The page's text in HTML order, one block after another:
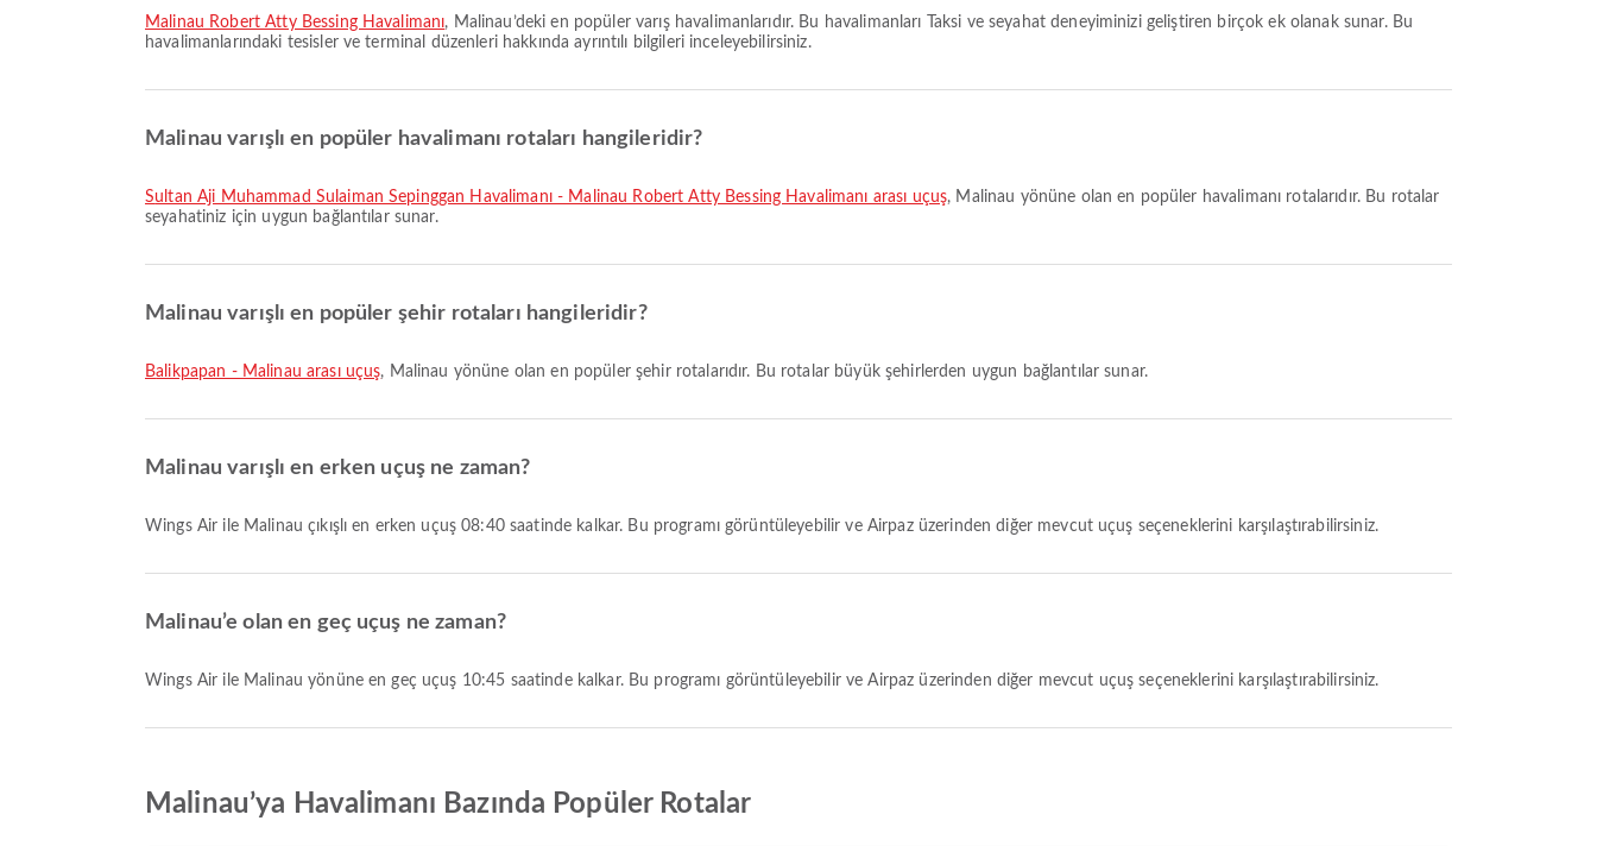
Malinau Robert Atty Bessing Havalimanı, Malinau’deki en popüler varış havalimanlarıdır. Bu havalimanları Taksi ve seyahat deneyiminizi geliştiren birçok ek olanak sunar. Bu
havalimanlarındaki tesisler ve terminal düzenleri hakkında ayrıntılı bilgileri inceleyebilirsiniz.
Malinau varışlı en popüler havalimanı rotaları hangileridir?
Sultan Aji Muhammad Sulaiman Sepinggan Havalimanı - Malinau Robert Atty Bessing Havalimanı arası uçuş, Malinau yönüne olan en popüler havalimanı rotalarıdır. Bu rotalar
seyahatiniz için uygun bağlantılar sunar.
Malinau varışlı en popüler şehir rotaları hangileridir?
Balikpapan - Malinau arası uçuş, Malinau yönüne olan en popüler şehir rotalarıdır. Bu rotalar büyük şehirlerden uygun bağlantılar sunar.
Malinau varışlı en erken uçuş ne zaman?
Wings Air ile Malinau çıkışlı en erken uçuş 08:40 saatinde kalkar. Bu programı görüntüleyebilir ve Airpaz üzerinden diğer mevcut uçuş seçeneklerini karşılaştırabilirsiniz.
Malinau’e olan en geç uçuş ne zaman?
Wings Air ile Malinau yönüne en geç uçuş 10:45 saatinde kalkar. Bu programı görüntüleyebilir ve Airpaz üzerinden diğer mevcut uçuş seçeneklerini karşılaştırabilirsiniz.
Malinau’ya Havalimanı Bazında Popüler Rotalar